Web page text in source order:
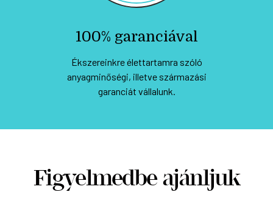
100% garanciával
Ékszereinkre élettartamra szóló
anyagminőségi, illetve származási
garanciát vállalunk.
Figyelmedbe ajánljuk